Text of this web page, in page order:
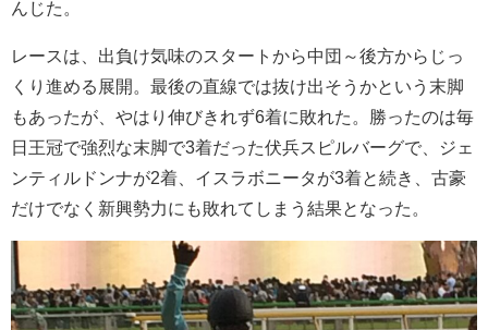
んじた。
レースは、出負け気味のスタートから中団～後方からじっ
くり進める展開。最後の直線では抜け出そうかという末脚
もあったが、やはり伸びきれず6着に敗れた。勝ったのは毎
日王冠で強烈な末脚で3着だった伏兵スピルバーグで、ジェ
ンティルドンナが2着、イスラボニータが3着と続き、古豪
だけでなく新興勢力にも敗れてしまう結果となった。